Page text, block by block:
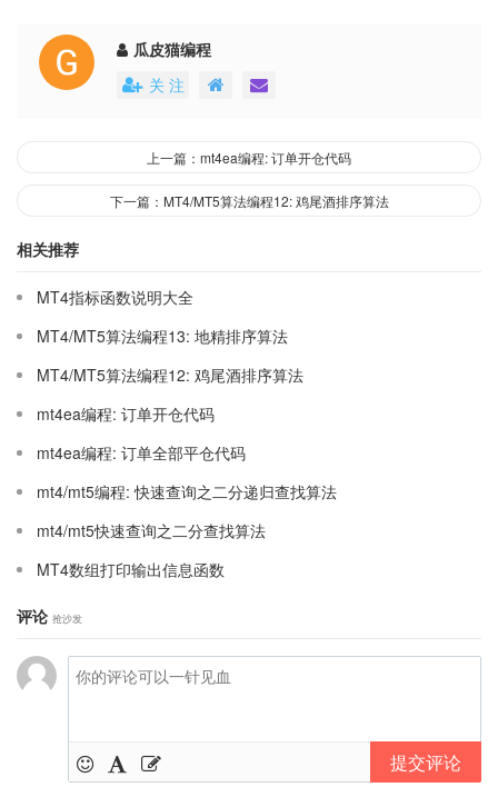
瓜皮猫编程
关 注
上一篇：mt4ea编程: 订单开仓代码
下一篇：MT4/MT5算法编程12: 鸡尾酒排序算法
相关推荐
MT4指标函数说明大全
MT4/MT5算法编程13: 地精排序算法
MT4/MT5算法编程12: 鸡尾酒排序算法
mt4ea编程: 订单开仓代码
mt4ea编程: 订单全部平仓代码
mt4/mt5编程: 快速查询之二分递归查找算法
mt4/mt5快速查询之二分查找算法
MT4数组打印输出信息函数
评论 抢沙发
提交评论